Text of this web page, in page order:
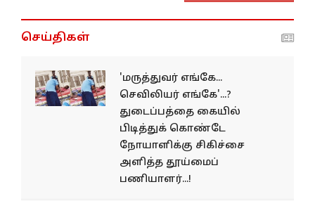
செய்திகள்
'மருத்துவர் எங்கே...
செவிலியர் எங்கே'...?
துடைப்பத்தை கையில்
பிடித்துக் கொண்டே
நோயாளிக்கு சிகிச்சை
அளித்த தூய்மைப்
பணியாளர்...!